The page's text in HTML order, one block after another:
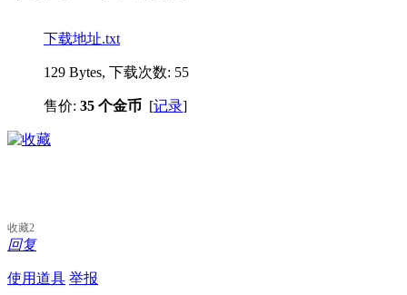
下载地址.txt
129 Bytes, 下载次数: 55
售价: 35 个金币 [记录]
收藏2
回复
使用道具 举报